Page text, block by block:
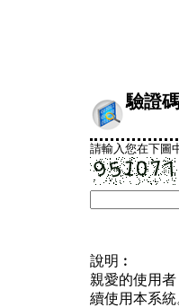
驗證
請輸入您在下圖
說明︰
親愛的使用
續使用本系統